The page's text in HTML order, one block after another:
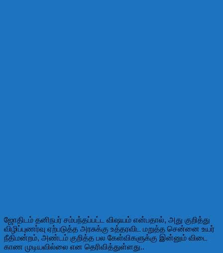
ஜோதிடம் தனிநபர் சம்பந்தப்பட்ட விஷயம் என்பதால், அது குறித்து
விழிப்புணர்வு ஏற்படுத்த அரசுக்கு உத்தரவிட மறுத்த சென்னை உயர்
நீதிமன்றம், அண்டம் குறித்த பல கேள்விகளுக்கு இன்னும் விடை
காண முடியவில்லை என தெரிவித்துள்ளது..